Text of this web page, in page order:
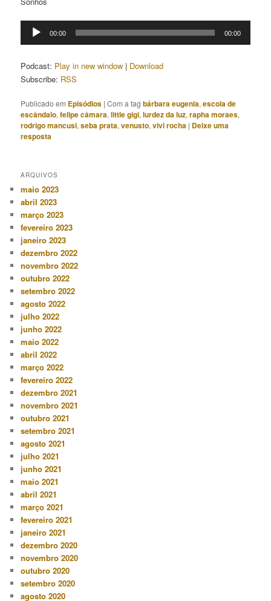
Tocador
00:00 00:00
Podcast: Play in new window | Download
Subscribe: RSS
Publicado em Episódios |Com a tagbárbara eugenia,escola de
escândalo,felipe câmara,little gigi,lurdez da luz,rapha moraes,
rodrigo mancusi,seba prata,venusto,vivi rocha | Deixe uma
resposta
ARQUIVOS
maio 2023
abril 2023
março 2023
fevereiro 2023
janeiro 2023
dezembro 2022
novembro 2022
outubro 2022
setembro 2022
agosto 2022
julho 2022
junho 2022
maio 2022
abril 2022
março 2022
fevereiro 2022
dezembro 2021
novembro 2021
outubro 2021
setembro 2021
agosto 2021
julho 2021
junho 2021
maio 2021
abril 2021
março 2021
fevereiro 2021
janeiro 2021
dezembro 2020
novembro 2020
outubro 2020
setembro 2020
agosto 2020